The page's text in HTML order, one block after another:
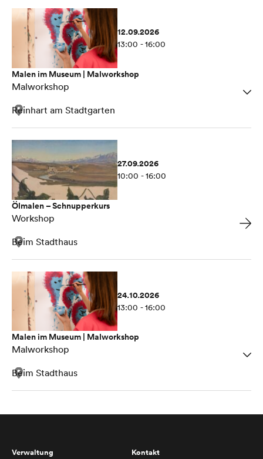
12.09.2026
13:00 - 16:00
Malen im Museum | Malworkshop
Malworkshop
Reinhart am Stadtgarten
27.09.2026
10:00 - 16:00
Ölmalen – Schnupperkurs
Workshop
Beim Stadthaus
24.10.2026
13:00 - 16:00
Malen im Museum | Malworkshop
Malworkshop
Beim Stadthaus
Verwaltung Kontakt